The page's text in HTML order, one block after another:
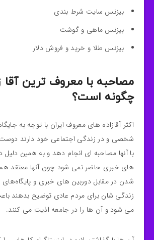
بیزنس سایت شرط بندی
بیزنس ماهی و گوشت
بیزنس طلا و خرید و فروش دلار
مصاحبه با معروف ترین آقا
چگونه است؟
اکثر آقازاده های معروف ایران با توجه به
شخصی و در زندگی اجتماعی خود دارند
با آنها مصاحبه ای انجام دهد و به همین دلیل
های خبری حاضر نمی شود چون آنها معتقد
شدن در مقابل دوربین های خبری و پایگاه‌های
زندگی شان برای مردم عادی توضیح بدهند
می شود و آن ها را در جامعه اذیت می کنند.